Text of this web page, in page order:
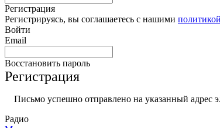
Регистрация
Регистрируясь, вы соглашаетесь с нашими
Войти
Email
Восстановить пароль
Регистрация
Письмо успешно отправлено на указанный адрес
Радио